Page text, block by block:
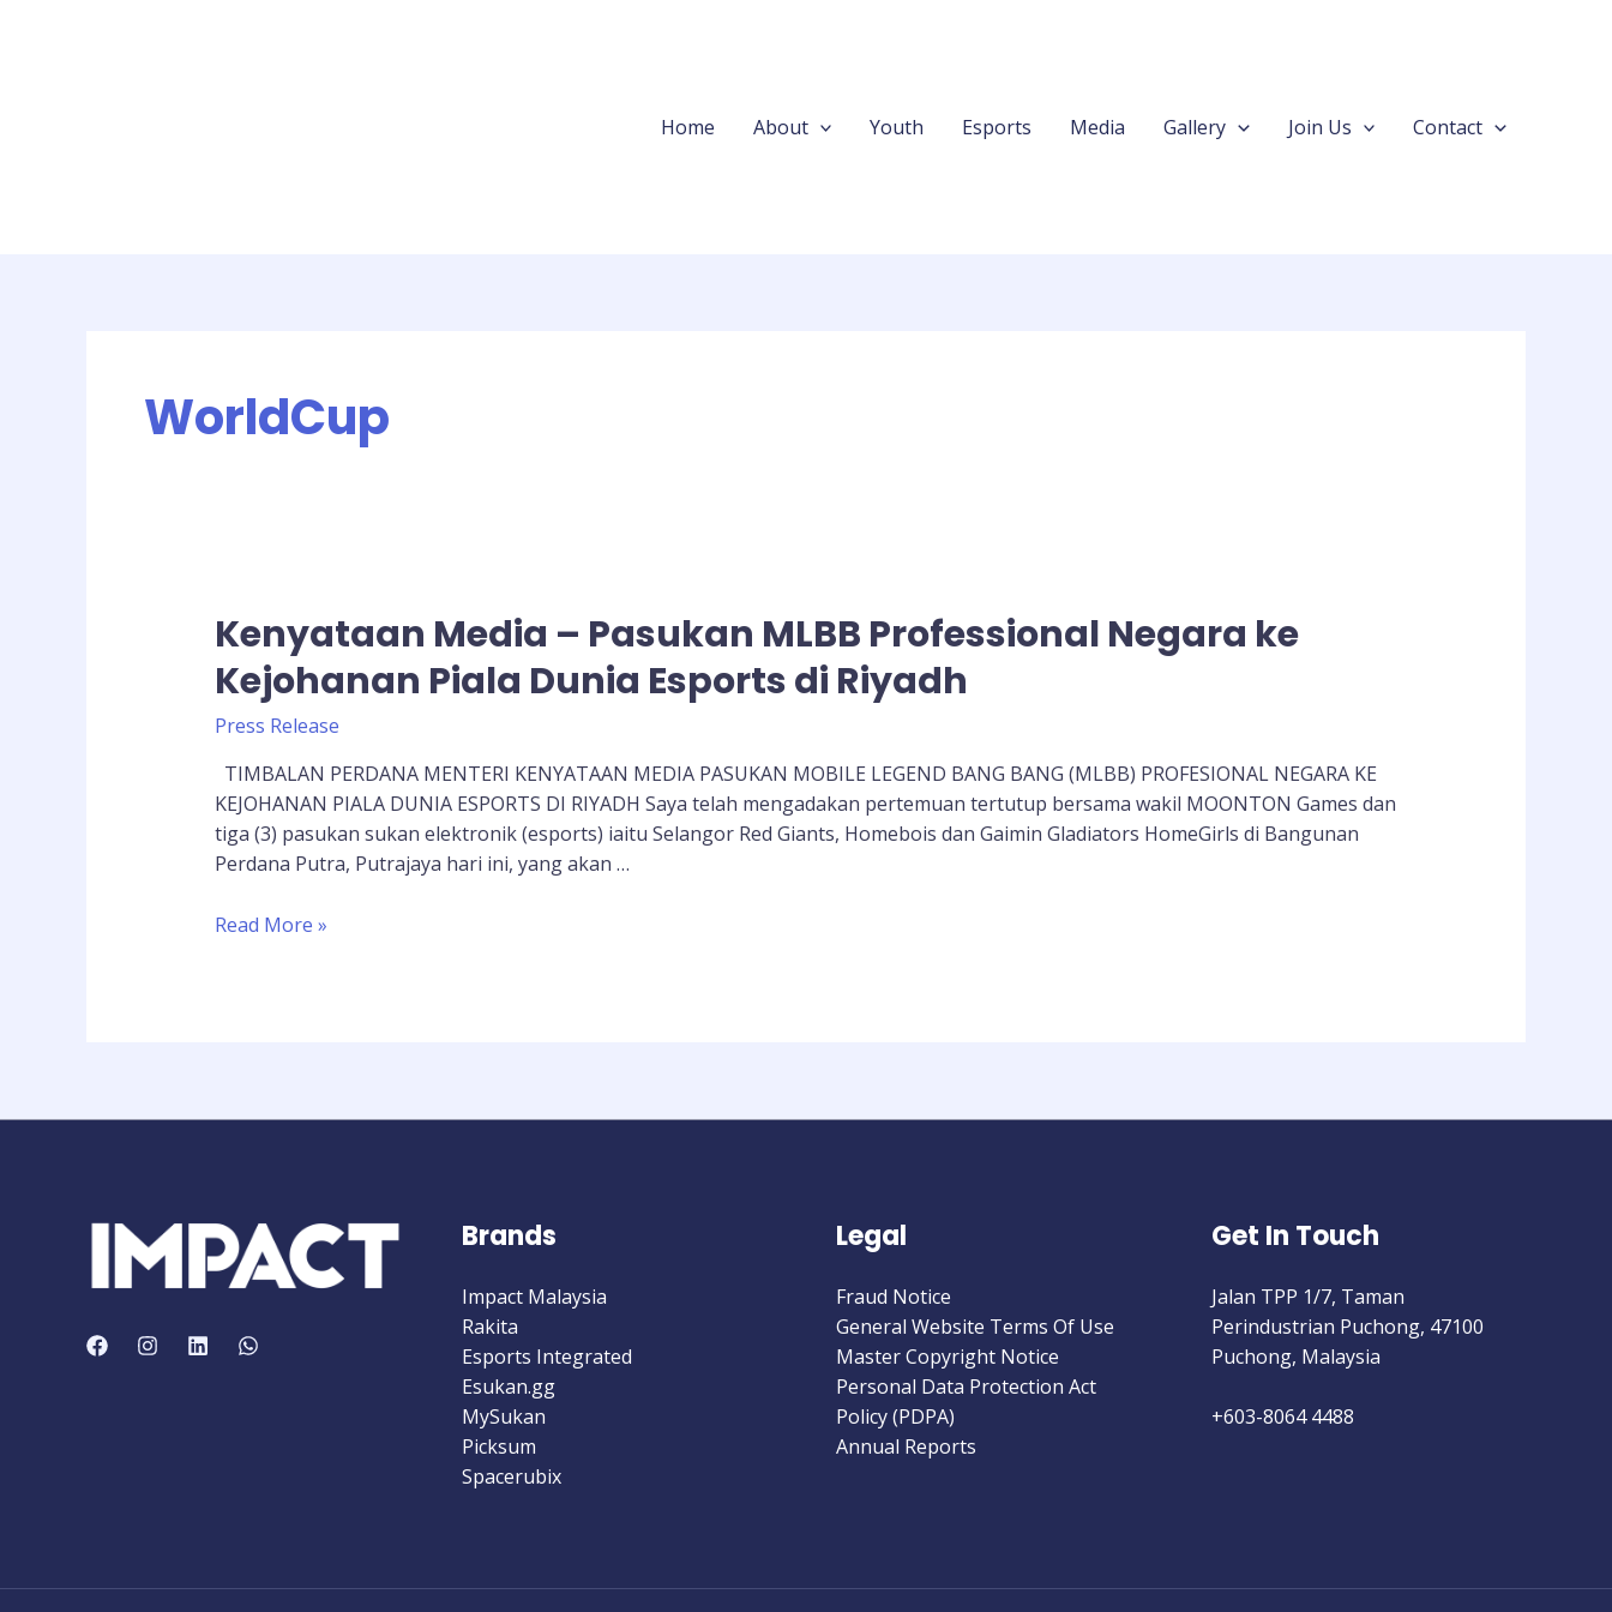
Home About Youth Esports Media Gallery Join Us Contact
WorldCup
Kenyataan Media – Pasukan MLBB Professional Negara ke
Kejohanan Piala Dunia Esports di Riyadh
Press Release
TIMBALAN PERDANA MENTERI KENYATAAN MEDIA PASUKAN MOBILE LEGEND BANG BANG (MLBB) PROFESIONAL NEGARA KE
KEJOHANAN PIALA DUNIA ESPORTS DI RIYADH Saya telah mengadakan pertemuan tertutup bersama wakil MOONTON Games dan
tiga (3) pasukan sukan elektronik (esports) iaitu Selangor Red Giants, Homebois dan Gaimin Gladiators HomeGirls di Bangunan
Perdana Putra, Putrajaya hari ini, yang akan …
Read More »
Brands
Impact Malaysia
Rakita
Esports Integrated
Esukan.gg
MySukan
Picksum
Spacerubix
Legal
Fraud Notice
General Website Terms Of Use
Master Copyright Notice
Personal Data Protection Act
Policy (PDPA)
Annual Reports
Get In Touch
Jalan TPP 1/7, Taman
Perindustrian Puchong, 47100
Puchong, Malaysia
+603-8064 4488